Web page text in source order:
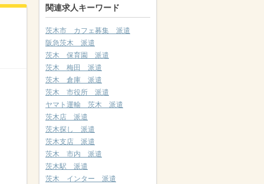
関連求人キーワード
茨木市 カフェ募集 派遣
阪急茨木 派遣
茨木 保育園 派遣
茨木 梅田 派遣
茨木 倉庫 派遣
茨木 市役所 派遣
ヤマト運輸 茨木 派遣
茨木店 派遣
茨木探し 派遣
茨木支店 派遣
茨木 市内 派遣
茨木駅 派遣
茨木 インター 派遣